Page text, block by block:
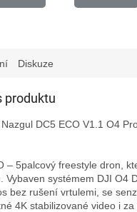
Diskuze
produktu
DC5 ECO V1.1 O4
– 5palcový freestyle dron,
Vybaven systémem DJI O4
bez rušení vrtulemi, se
4K stabilizované video i